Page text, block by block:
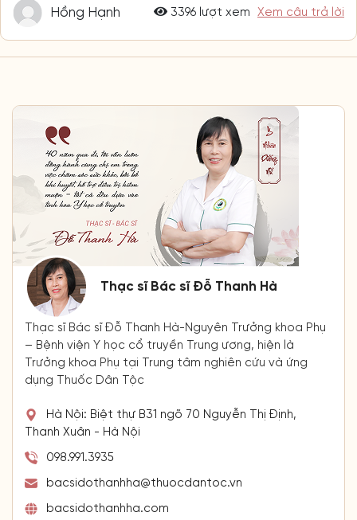
Hồng Hạnh 3396 lượt xem Xem câu trả lời
Thạc sĩ Bác sĩ Đỗ Thanh Hà
Thạc sĩ Bác sĩ Đỗ Thanh Hà-Nguyên Trưởng khoa Phụ
– Bệnh viện Y học cổ truyền Trung ương, hiện là
Trưởng khoa Phụ tại Trung tâm nghiên cứu và ứng
dụng Thuốc Dân Tộc
Hà Nội: Biệt thự B31 ngõ 70 Nguyễn Thị Định,
Thanh Xuân - Hà Nội
098.991.3935
bacsidothanhha@thuocdantoc.vn
bacsidothanhha.com